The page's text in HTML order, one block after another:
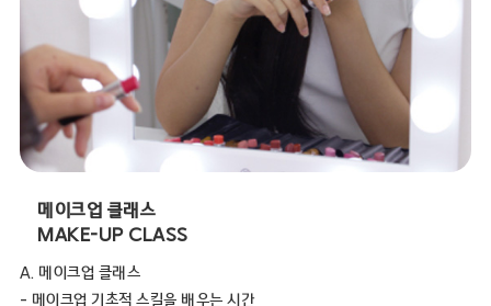
메이크업 클래스
MAKE-UP CLASS
A. 메이크업 클래스
- 메이크업 기초적 스킬을 배우는 시간